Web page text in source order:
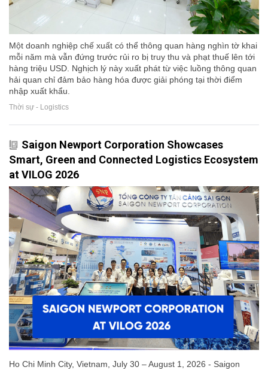
Một doanh nghiệp chế xuất có thể thông quan hàng nghìn tờ khai
mỗi năm mà vẫn đứng trước rủi ro bị truy thu và phạt thuế lên tới
hàng triệu USD. Nghịch lý này xuất phát từ việc luồng thông quan
hải quan chỉ đảm bảo hàng hóa được giải phóng tại thời điểm
nhập xuất khẩu.
Thời sự - Logistics
Saigon Newport Corporation Showcases
Smart, Green and Connected Logistics Ecosystem
at VILOG 2026
Ho Chi Minh City, Vietnam, July 30 – August 1, 2026 - Saigon